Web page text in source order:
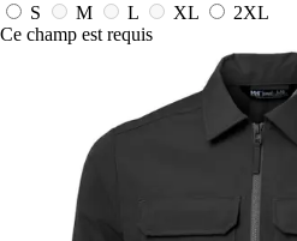
S
M L XL
2XL
Ce champ est requis